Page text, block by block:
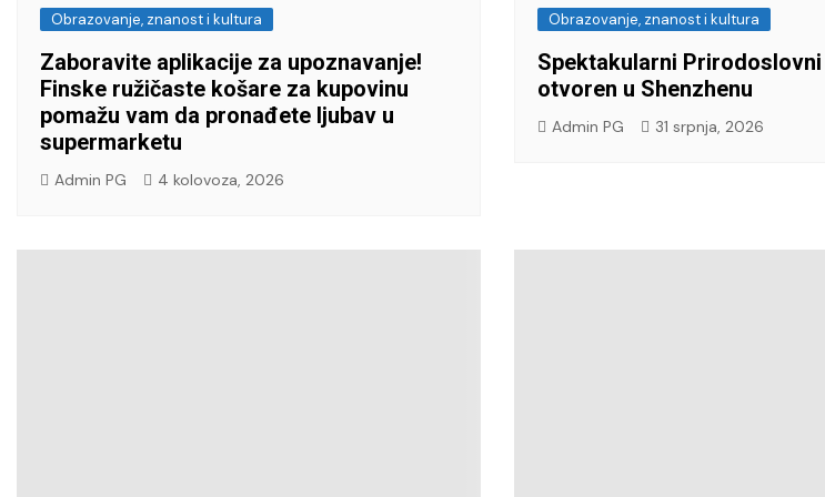
Obrazovanje, znanost i kultura
Zaboravite aplikacije za upoznavanje!
Finske ružičaste košare za kupovinu
pomažu vam da pronađete ljubav u
supermarketu
Admin PG 4 kolovoza, 2026
Obrazovanje, znanost i kultura
Spektakularni Prirodoslovni
otvoren u Shenzhenu
Admin PG 31 srpnja, 2026